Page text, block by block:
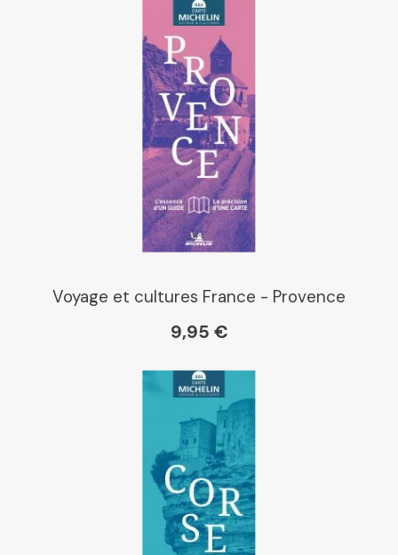
Kleber
Place des libraires
E Leclerc
Voyage et cultures France - Provence
9,95 €